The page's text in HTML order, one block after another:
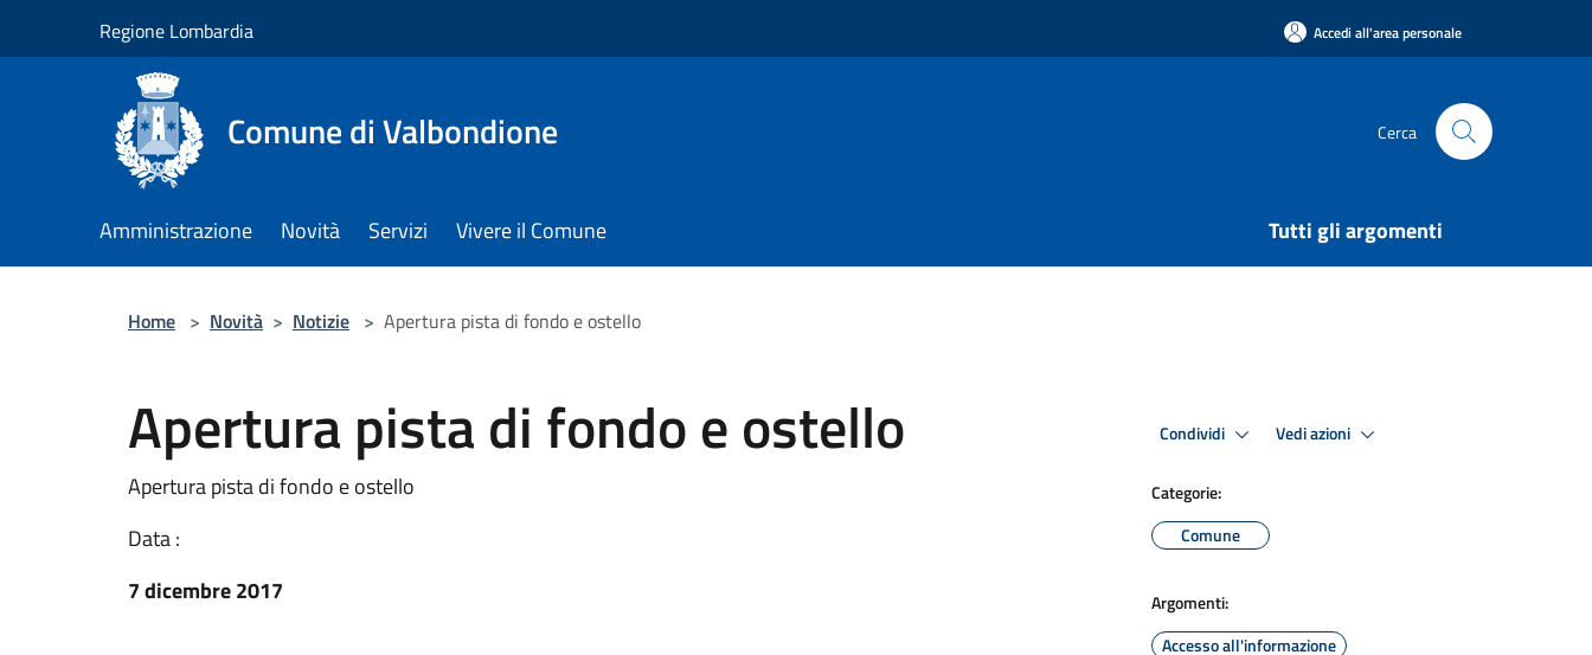
Regione Lombardia Accedi all'area personale
Comune di Valbondione Cerca
Amministrazione Novità Servizi Vivere il Comune Tutti gli argomenti
Home > Novità > Notizie > Apertura pista di fondo e ostello
Apertura pista di fondo e ostello
Apertura pista di fondo e ostello
Data :
7 dicembre 2017
Condividi Vedi azioni
Categorie:
Comune
Argomenti:
Accesso all'informazione